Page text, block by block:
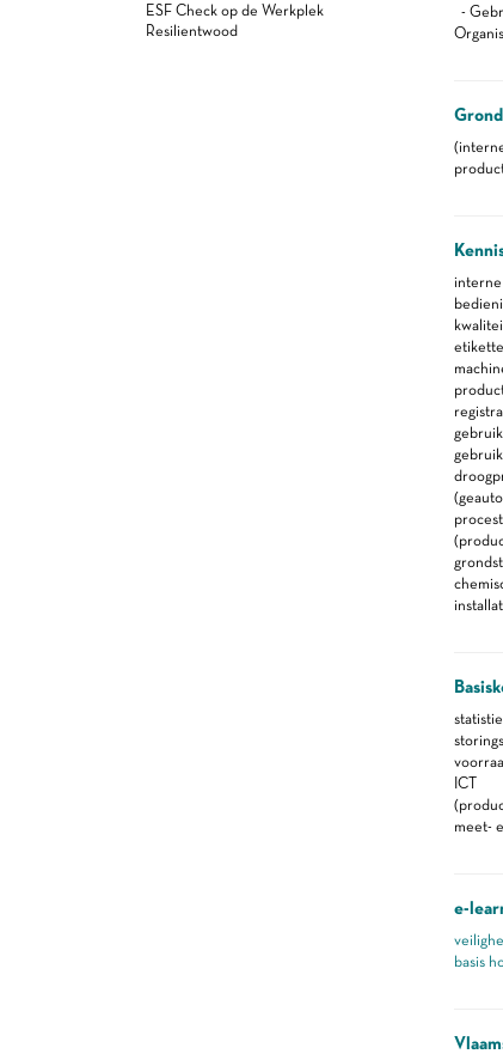
ESF Check op de Werkplek
Resilientwood
-
ICT
meet-
e-
basis